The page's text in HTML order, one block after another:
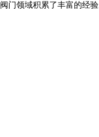
门领域积累了丰富的经验